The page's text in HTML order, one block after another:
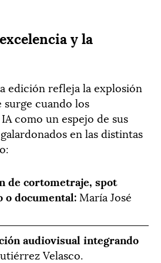
y la
edición refleja la explosión
cuando los
como un espejo de sus
en las distintas
de cortometraje, spot
documental: María José
audiovisual integrando
Velasco.